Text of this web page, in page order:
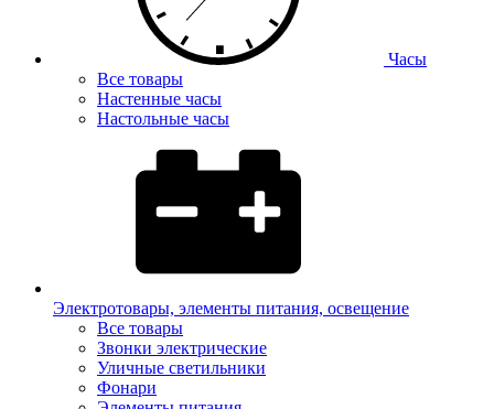
Часы
Все товары
Настенные часы
Настольные часы
Электротовары, элементы питания, освещение
Все товары
Звонки электрические
Уличные светильники
Фонари